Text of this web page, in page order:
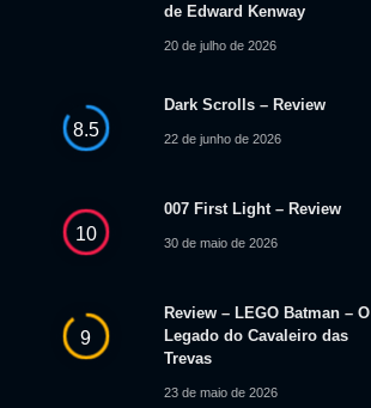
de Edward Kenway
20 de julho de 2026
8.5
Dark Scrolls – Review
22 de junho de 2026
10
007 First Light – Review
30 de maio de 2026
9
Review – LEGO Batman – O
Legado do Cavaleiro das
Trevas
23 de maio de 2026